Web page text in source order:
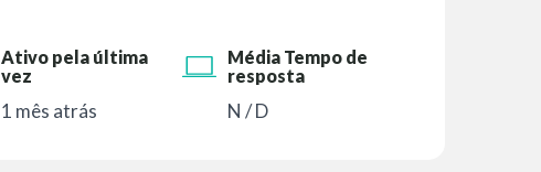
Ativo pela última
vez
1 mês atrás
Média Tempo de
resposta
N / D